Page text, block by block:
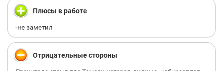
Плюсы в работе
-не заметил
Отрицательные стороны